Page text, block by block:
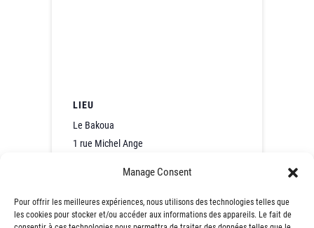
Manage Consent
Pour offrir les meilleures expériences, nous utilisons des technologies telles que
les cookies pour stocker et/ou accéder aux informations des appareils. Le fait de
LIEU
Le Bakoua
1 rue Michel Ange
284e Café Contact
286e Café Contact de